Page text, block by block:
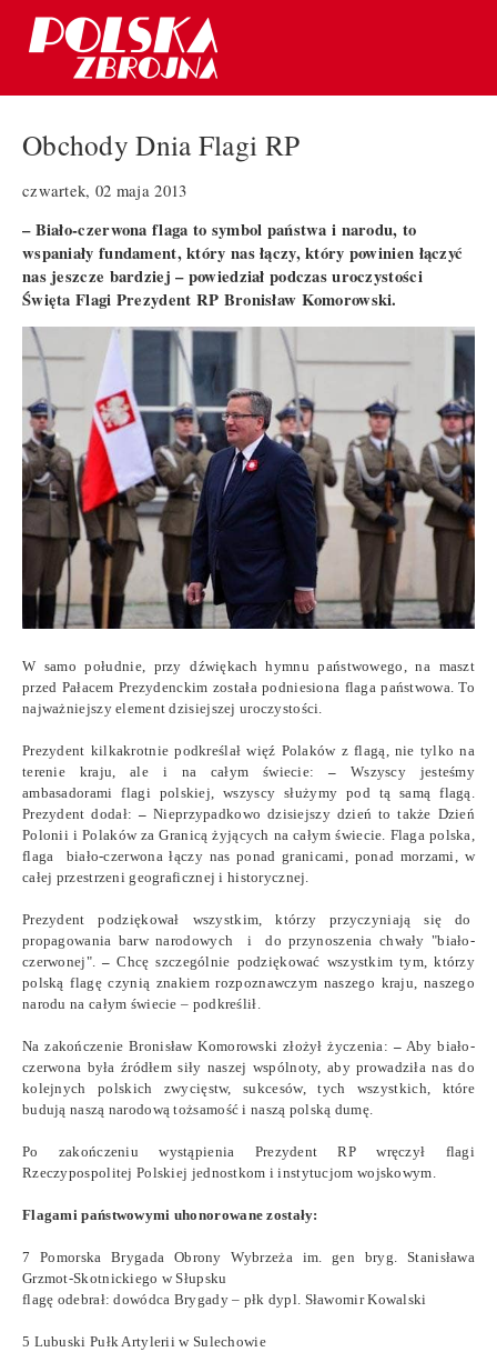
Obchody Dnia Flagi RP
czwartek, 02 maja 2013
–Biało-czerwona flaga to symbol państwa i narodu, to
wspaniały fundament, który nas łączy, który powinien łączyć
nas jeszcze bardziej – powiedział podczas uroczystości
Święta Flagi Prezydent RP Bronisław Komorowski.
W samo południe, przy dźwiękach hymnu państwowego, na maszt
przed Pałacem Prezydenckim została podniesiona flaga państwowa. To
najważniejszy element dzisiejszej uroczystości.
Prezydent kilkakrotnie podkreślał więź Polaków z flagą, nie tylko na
terenie kraju, ale i na całym świecie: – Wszyscy jesteśmy
ambasadorami flagi polskiej, wszyscy służymy pod tą samą flagą.
Prezydent dodał: – Nieprzypadkowo dzisiejszy dzień to także Dzień
Polonii i Polaków za Granicą żyjących na całym świecie. Flaga polska,
flaga biało-czerwona łączy nas ponad granicami, ponad morzami, w
całej przestrzeni geograficznej i historycznej.
Prezydent podziękował wszystkim, którzy przyczyniają się do
propagowania barw narodowych i do przynoszenia chwały "biało-
czerwonej".– Chcę szczególnie podziękować wszystkim tym, którzy
polską flagę czynią znakiem rozpoznawczym naszego kraju, naszego
narodu na całym świecie – podkreślił.
Na zakończenie Bronisław Komorowski złożył życzenia: – Aby biało-
czerwona była źródłem siły naszej wspólnoty, aby prowadziła nas do
kolejnych polskich zwycięstw, sukcesów, tych wszystkich, które
budują naszą narodową tożsamość i naszą polską dumę.
Po zakończeniu wystąpienia Prezydent RP wręczył flagi
Rzeczypospolitej Polskiej jednostkom i instytucjom wojskowym.
Flagami państwowymi uhonorowane zostały:
7 Pomorska Brygada Obrony Wybrzeża im. gen bryg. Stanisława
Grzmot-Skotnickiego w Słupsku
flagę odebrał: dowódca Brygady – płk dypl. Sławomir Kowalski
5 Lubuski Pułk Artylerii w Sulechowie